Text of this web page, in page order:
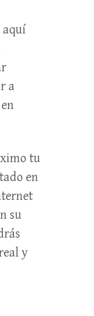
aquí
a
tu
en
su
y